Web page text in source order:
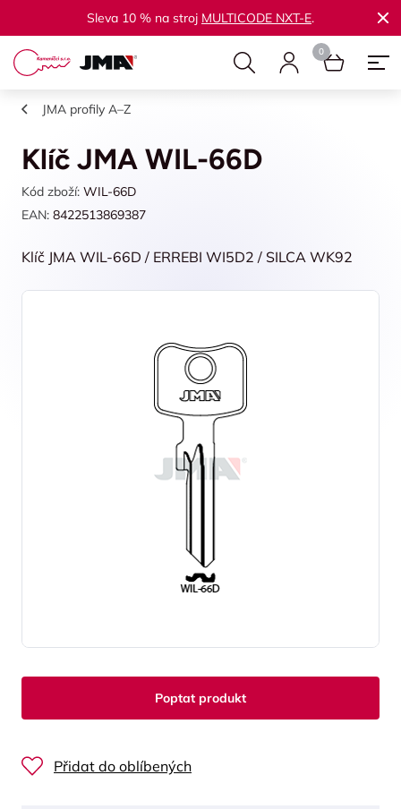
Sleva 10 % na stroj MULTICODE NXT-E.
JMA profily A–Z
Klíč JMA WIL-66D
Kód zboží: WIL-66D
EAN: 8422513869387
Klíč JMA WIL-66D / ERREBI WI5D2 / SILCA WK92
Poptat produkt
Přidat do oblíbených